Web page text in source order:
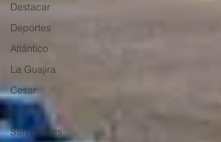
Destacar
Deportes
Atlántico
La Guajira
Cesar
English
San Andres